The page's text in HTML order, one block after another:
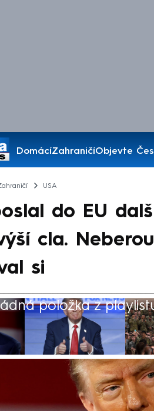
DomácíZahraničíObjevte
Pořady
USA
do EU
cla.
si
položka z